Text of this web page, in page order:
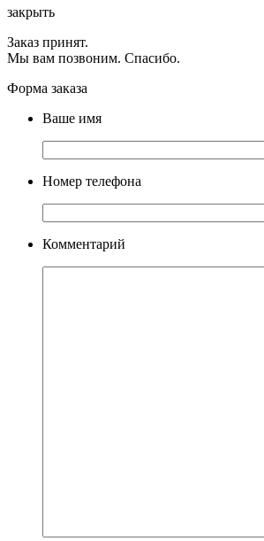
закрыть
Заказ принят.
Мы вам позвоним. Спасибо.
Форма заказа
Ваше имя
Номер телефона
Комментарий